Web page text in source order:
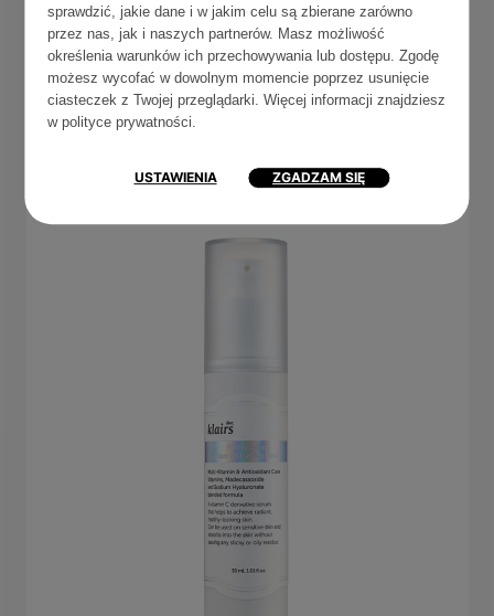
sprawdzić, jakie dane i w jakim celu są zbierane zarówno
przez nas, jak i naszych partnerów. Masz możliwość
określenia warunków ich przechowywania lub dostępu. Zgodę
możesz wycofać w dowolnym momencie poprzez usunięcie
ciasteczek z Twojej przeglądarki. Więcej informacji znajdziesz
w polityce prywatności.
USTAWIENIA ZGADZAM SIĘ
Dodatkowe składniki, takie jak witamina E czy kwas
ferulowy, często pojawiają się w towarzystwie
witaminy C, dzięki czemu stabilizują ją i wspomagają
jej działanie. Pomagają zwalczać wolne rodniki i
przyspieszyć metabolizm komórkowy. To idealny